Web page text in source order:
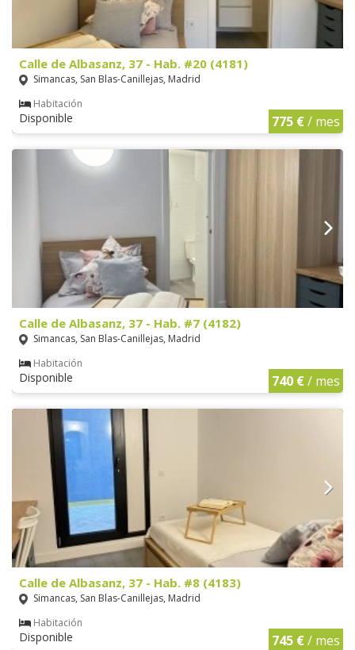
Calle de Albasanz, 37 - Hab. #20 (4181)
Simancas, San Blas-Canillejas, Madrid
Habitación
Disponible 775 €/ mes
Calle de Albasanz, 37 - Hab. #7 (4182)
Simancas, San Blas-Canillejas, Madrid
Habitación
Disponible 740 €/ mes
Calle de Albasanz, 37 - Hab. #8 (4183)
Simancas, San Blas-Canillejas, Madrid
Habitación
Disponible 745 €/ mes